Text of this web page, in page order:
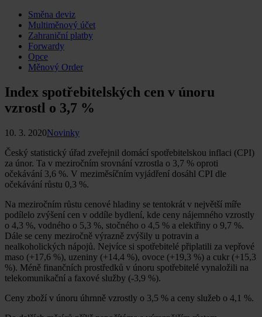
Skip
content
Směna deviz
Multiměnový účet
Zahraniční platby
Forwardy
Opce
Měnový Order
Index spotřebitelských cen v únoru
vzrostl o 3,7 %
10. 3. 2020Novinky
Český statistický úřad zveřejnil domácí spotřebitelskou inflaci (CPI)
za únor. Ta v meziročním srovnání vzrostla o 3,7 % oproti
očekávání 3,6 %. V meziměsíčním vyjádření dosáhl CPI dle
očekávání růstu 0,3 %.
Na meziročním růstu cenové hladiny se tentokrát v největší míře
podílelo zvýšení cen v oddíle bydlení, kde ceny nájemného vzrostly
o 4,3 %, vodného o 5,3 %, stočného o 4,5 % a elektřiny o 9,7 %.
Dále se ceny meziročně výrazně zvýšily u potravin a
nealkoholických nápojů. Nejvíce si spotřebitelé připlatili za vepřové
maso (+17,6 %), uzeniny (+14,4 %), ovoce (+19,3 %) a cukr (+15,3
%). Méně finančních prostředků v únoru spotřebitelé vynaložili na
telekomunikační a faxové služby (-3,9 %).
Ceny zboží v únoru úhrnně vzrostly o 3,5 % a ceny služeb o 4,1 %.